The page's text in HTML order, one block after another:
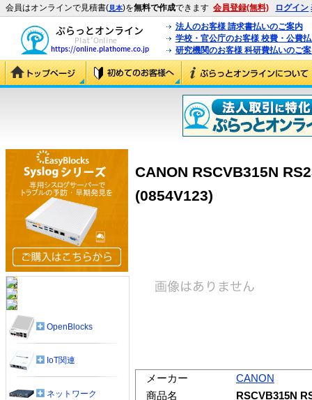
会員はオンラインで見積書(見本)を無料で作成できます 会員登録(無料) ログイン
法人のお客様 請求書払いのご案内
学校・官公庁のお客様 校費・公費
研究機関のお客様 科研費払いのご
CANON RSCVB315N
(0854V123)
メーカー
CANON
商品名
RSCVB315N
OpenBlocks
IoT関連
ネットワーク